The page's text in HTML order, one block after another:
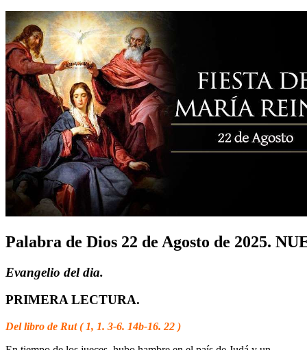
Palabra de Dios 22 de Agosto de 2025.
Evangelio del dia.
PRIMERA LECTURA.
Del libro de Rut ( 1, 1. 3-6. 14b-16. 22 )